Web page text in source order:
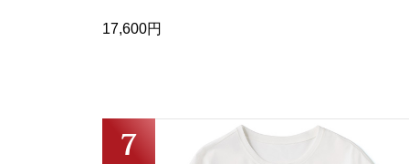
17,600円